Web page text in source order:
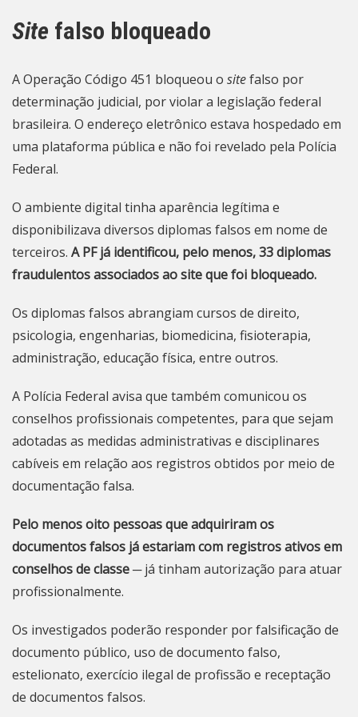
Site falso bloqueado
A Operação Código 451 bloqueou o sitefalso por
determinação judicial, por violar a legislação federal
brasileira. O endereço eletrônico estava hospedado em
uma plataforma pública e não foi revelado pela Polícia
Federal.
O ambiente digital tinha aparência legítima e
disponibilizava diversos diplomas falsos em nome de
terceiros. A PF já identificou, pelo menos, 33 diplomas
fraudulentos associados ao site que foi bloqueado.
Os diplomas falsos abrangiam cursos de direito,
psicologia, engenharias, biomedicina, fisioterapia,
administração, educação física, entre outros.
A Polícia Federal avisa que também comunicou os
conselhos profissionais competentes, para que sejam
adotadas as medidas administrativas e disciplinares
cabíveis em relação aos registros obtidos por meio de
documentação falsa.
Pelo menos oito pessoas que adquiriram os
documentos falsos já estariam com registros ativos em
conselhos de classe─ já tinham autorização para atuar
profissionalmente.
Os investigados poderão responder por falsificação de
documento público, uso de documento falso,
estelionato, exercício ilegal de profissão e receptação
de documentos falsos.